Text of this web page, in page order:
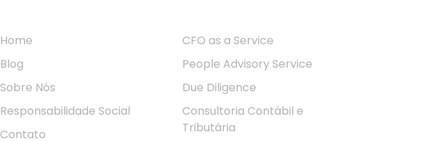
Home
Blog
Sobre Nós
Responsabilidade Social
Contato
CFO as a Service
People Advisory Service
Due Diligence
Consultoria Contábil e
Tributária